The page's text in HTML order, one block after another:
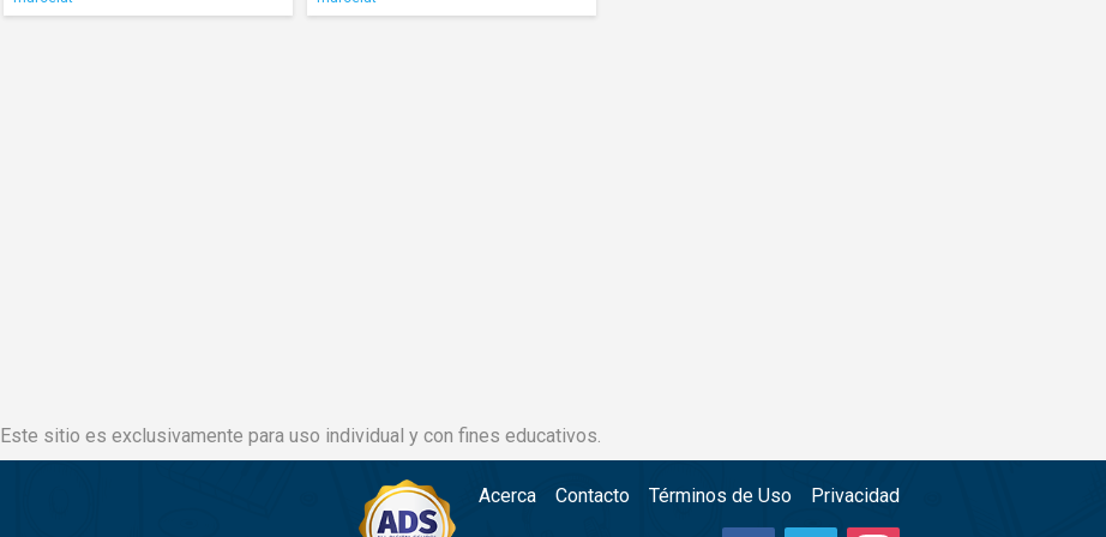
Este sitio es exclusivamente para uso individual y con fines educativos.
Acerca Contacto Términos de Uso Privacidad